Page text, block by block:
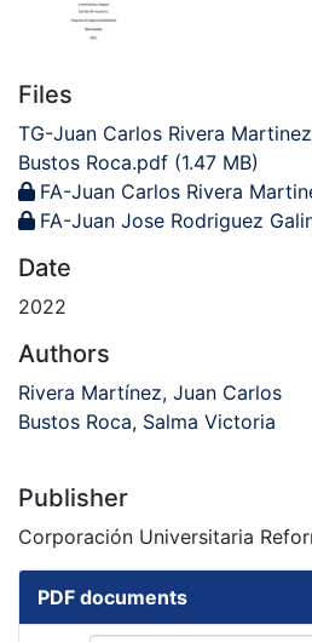
Files
TG-Juan Carlos Rivera
Bustos Roca.pdf (1.47 MB)
FA-Juan Carlos Rivera
FA-Juan Jose Rodriguez
Date
2022
Authors
Rivera Martínez, Juan Carlos
Bustos Roca, Salma Victoria
Publisher
Corporación Universitaria
PDF documents